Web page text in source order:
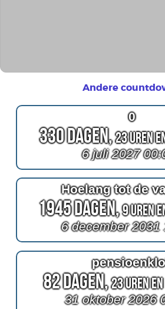
Andere
0
330 Dagen,23 Uren
6 juli 2027
Hoelang tot de
1945 Dagen,9 Uren
6 december 2031
82 Dagen,23 Uren
31 oktober 2026